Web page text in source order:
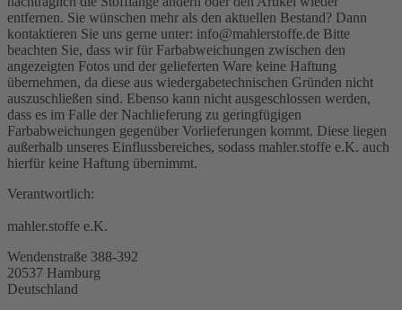
entfernen. Sie wünschen mehr als den aktuellen Bestand? Dann
kontaktieren Sie uns gerne unter: info@mahlerstoffe.de Bitte
beachten Sie, dass wir für Farbabweichungen zwischen den
angezeigten Fotos und der gelieferten Ware keine Haftung
übernehmen, da diese aus wiedergabetechnischen Gründen nicht
auszuschließen sind. Ebenso kann nicht ausgeschlossen werden,
dass es im Falle der Nachlieferung zu geringfügigen
Farbabweichungen gegenüber Vorlieferungen kommt. Diese liegen
außerhalb unseres Einflussbereiches, sodass mahler.stoffe e.K. auch
hierfür keine Haftung übernimmt.
Verantwortlich:
mahler.stoffe e.K.
Wendenstraße 388-392
20537 Hamburg
Deutschland